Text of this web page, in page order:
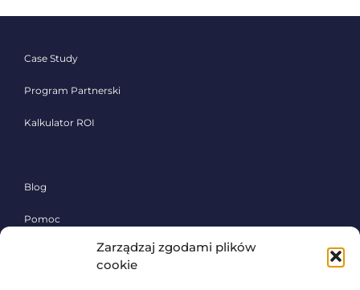
Zarządzaj zgodami plików
cookie
Case Study
Program Partnerski
Kalkulator ROI
Blog
Pomoc
Polityka prywatności